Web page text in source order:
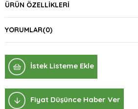
ÜRÜN ÖZELLIKLERI
YORUMLAR(0)
İstek Listeme Ekle
Fiyat Düşünce Haber Ver